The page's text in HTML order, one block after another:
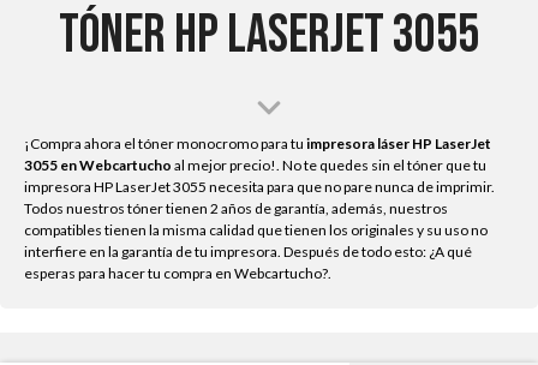
Tóner HP LaserJet 3055
¡Compra ahora el tóner monocromo para tu impresora láser HP LaserJet
3055 en Webcartucho al mejor precio!. No te quedes sin el tóner que tu
impresora HP LaserJet 3055 necesita para que no pare nunca de imprimir.
Todos nuestros tóner tienen 2 años de garantía, además, nuestros
compatibles tienen la misma calidad que tienen los originales y su uso no
interfiere en la garantía de tu impresora. Después de todo esto: ¿A qué
esperas para hacer tu compra en Webcartucho?.